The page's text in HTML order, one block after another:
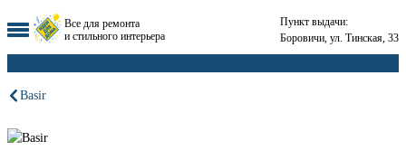
Все для ремонта
и стильного интерьера
Пункт выдачи:
Боровичи, ул. Тинская, 33
Basir